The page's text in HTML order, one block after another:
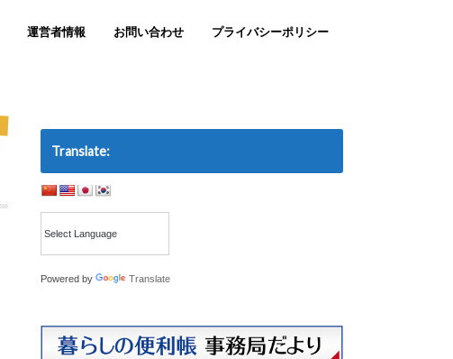
運営者情報 お問い合わせ プライバシーポリシー
Translate:
Powered by Translate